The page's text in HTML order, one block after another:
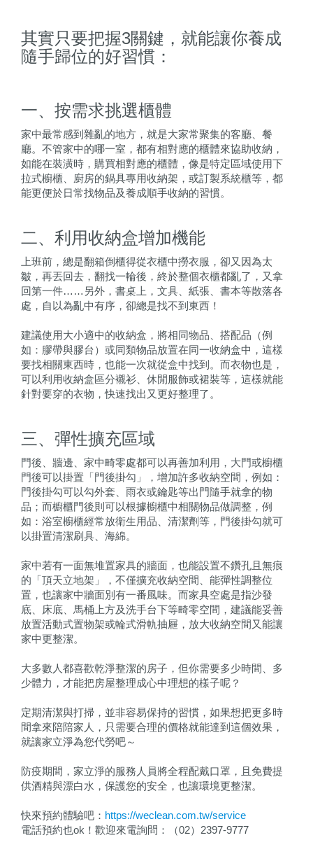
其實只要把握3關鍵，就能讓你養成
隨手歸位的好習慣：
一、按需求挑選櫃體
家中最常感到雜亂的地方，就是大家常聚集的客廳、餐
廳。不管家中的哪一室，都有相對應的櫃體來協助收納，
如能在裝潢時，購買相對應的櫃體，像是特定區域使用下
拉式櫥櫃、廚房的鍋具專用收納架，或訂製系統櫃等，都
能更便於日常找物品及養成順手收納的習慣。
二、利用收納盒增加機能
上班前，總是翻箱倒櫃得從衣櫃中撈衣服，卻又因為太
皺，再丟回去，翻找一輪後，終於整個衣櫃都亂了，又拿
回第一件……另外，書桌上，文具、紙張、書本等散落各
處，自以為亂中有序，卻總是找不到東西！
建議使用大小適中的收納盒，將相同物品、搭配品（例
如：膠帶與膠台）或同類物品放置在同一收納盒中，這樣
要找相關東西時，也能一次就從盒中找到。而衣物也是，
可以利用收納盒區分襯衫、休閒服飾或裙裝等，這樣就能
針對要穿的衣物，快速找出又更好整理了。
三、彈性擴充區域
門後、牆邊、家中畸零處都可以再善加利用，大門或櫥櫃
門後可以掛置「門後掛勾」，增加許多收納空間，例如：
門後掛勾可以勾外套、雨衣或鑰匙等出門隨手就拿的物
品；而櫥櫃門後則可以根據櫥櫃中相關物品做調整，例
如：浴室櫥櫃經常放衛生用品、清潔劑等，門後掛勾就可
以掛置清潔刷具、海綿。
家中若有一面無堆置家具的牆面，也能設置不鑽孔且無痕
的「頂天立地架」，不僅擴充收納空間、能彈性調整位
置，也讓家中牆面別有一番風味。而家具空處是指沙發
底、床底、馬桶上方及洗手台下等畸零空間，建議能妥善
放置活動式置物架或輪式滑軌抽屜，放大收納空間又能讓
家中更整潔。
大多數人都喜歡乾淨整潔的房子，但你需要多少時間、多
少體力，才能把房屋整理成心中理想的樣子呢？
定期清潔與打掃，並非容易保持的習慣，如果想把更多時
間拿來陪陪家人，只需要合理的價格就能達到這個效果，
就讓家立淨為您代勞吧～
防疫期間，家立淨的服務人員將全程配戴口罩，且免費提
供酒精與漂白水，保護您的安全，也讓環境更整潔。
快來預約體驗吧： https://weclean.com.tw/service
電話預約也ok！歡迎來電詢問：（02）2397-9777